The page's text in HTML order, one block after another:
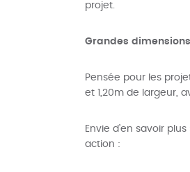
projet.
Grandes dimensions
Pensée pour les
et 1,20m de largeur,
Envie d’en savoir
action :